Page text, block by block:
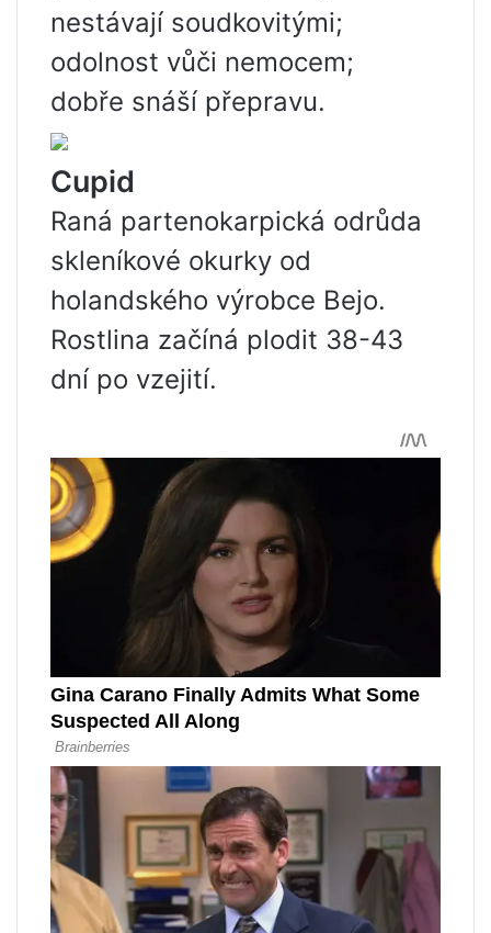
nestávají soudkovitými;
odolnost vůči nemocem;
dobře snáší přepravu.
Cupid
Raná partenokarpická odrůda
skleníkové okurky od
holandského výrobce Bejo.
Rostlina začíná plodit 38-43
dní po vzejití.